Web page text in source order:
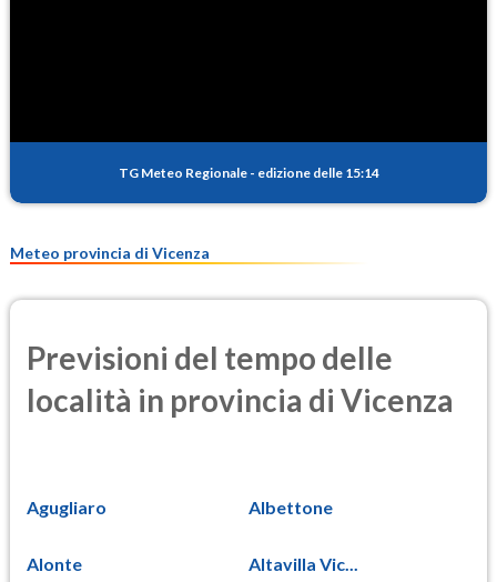
TG Meteo Regionale - edizione delle 15:14
Meteo provincia di Vicenza
Previsioni del tempo delle
località in provincia di Vicenza
Agugliaro Albettone
Alonte Altavilla Vic...